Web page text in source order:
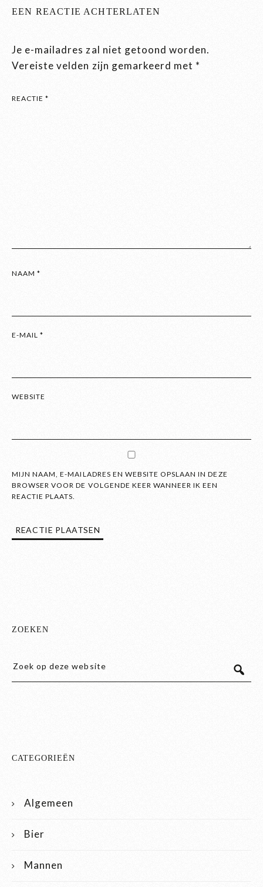
EEN REACTIE ACHTERLATEN
Je e-mailadres zal niet getoond worden.
Vereiste velden zijn gemarkeerd met *
REACTIE*
NAAM*
E-MAIL*
WEBSITE
MIJN NAAM, E-MAILADRES EN WEBSITE OPSLAAN IN DEZE
BROWSER VOOR DE VOLGENDE KEER WANNEER IK EEN
REACTIE PLAATS.
ZOEKEN
CATEGORIEËN
Algemeen
Bier
Mannen